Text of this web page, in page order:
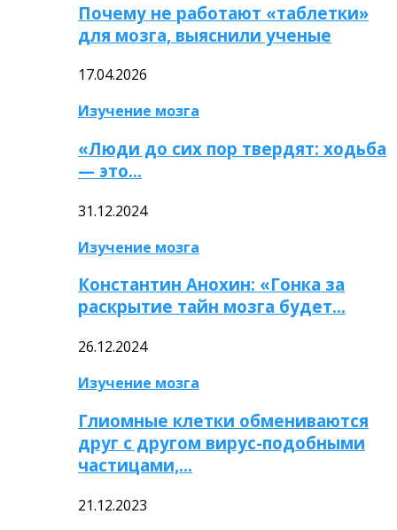
Почему не работают «таблетки»
для мозга, выяснили ученые
17.04.2026
Изучение мозга
«Люди до сих пор твердят: ходьба
— это…
31.12.2024
Изучение мозга
Константин Анохин: «Гонка за
раскрытие тайн мозга будет…
26.12.2024
Изучение мозга
Глиомные клетки обмениваются
друг с другом вирус-подобными
частицами,…
21.12.2023